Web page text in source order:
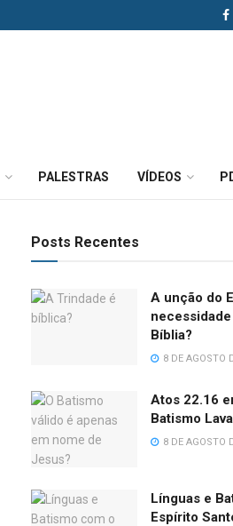
PALESTRAS VÍDEOS
Posts Recentes
A unção do
Bíblia?
8 DE AGOSTO
Atos 22.16
Batismo
8 DE AGOSTO
Línguas e
Espírito